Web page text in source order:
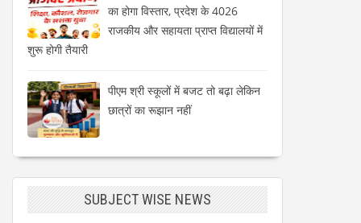
का होगा विस्तार, प्रदेश के 4026
राजकीय और सहायता प्राप्त विद्यालयों में
शुरू होगी तैयारी
पीएम श्री स्कूलों में बजट तो बढ़ा लेकिन
छात्रों का रूझान नहीं
SUBJECT WISE NEWS